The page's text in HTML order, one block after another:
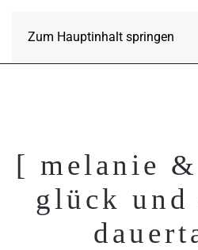
Zum Hauptinhalt springen
[ melanie
glück und